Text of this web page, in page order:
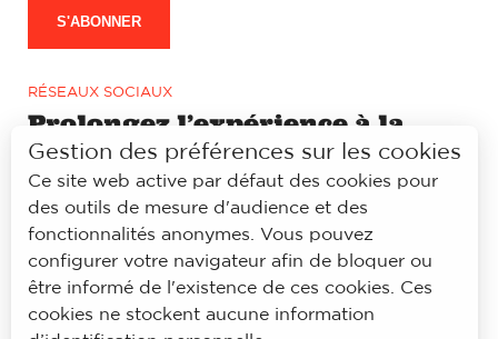
S'ABONNER
RÉSEAUX SOCIAUX
Prolongez l’expérience à la
lyonnaise sur notre page
Facebook et Instagram
© À la lyonnaise
Mentions légales
Gestion des préférences sur les cookies
Ce site web active par défaut des cookies pour
des outils de mesure d'audience et des
fonctionnalités anonymes. Vous pouvez
configurer votre navigateur afin de bloquer ou
être informé de l'existence de ces cookies. Ces
cookies ne stockent aucune information